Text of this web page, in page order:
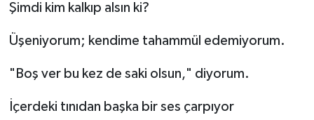
Şimdi kim kalkıp alsın ki?
Üşeniyorum; kendime tahammül edemiyorum.
"Boş ver bu kez de saki olsun," diyorum.
​İçerdeki tınıdan başka bir ses çarpıyor